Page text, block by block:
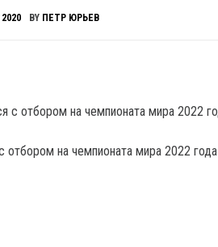
BY ПЕТР ЮРЬЕВ
на чемпионата мира 2022 года